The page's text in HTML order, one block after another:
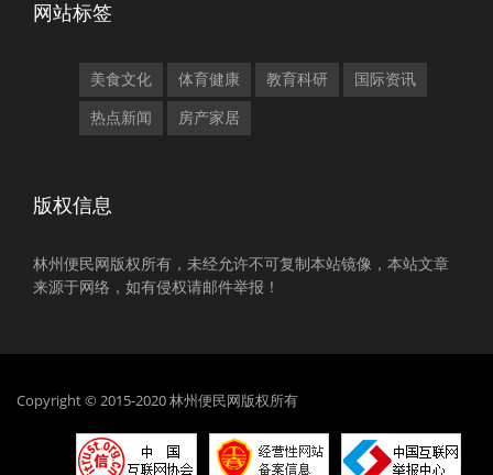
网站标签
美食文化 体育健康 教育科研 国际资讯
热点新闻 房产家居
版权信息
林州便民网版权所有，未经允许不可复制本站镜像，本站文章
来源于网络，如有侵权请邮件举报！
Copyright © 2015-2020 林州便民网版权所有